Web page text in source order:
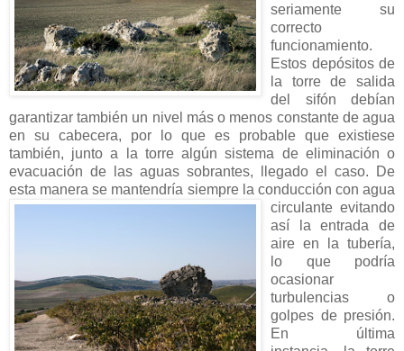
seriamente su
correcto
funcionamiento.
Estos depósitos de
la torre de salida
del sifón debían
garantizar también un nivel más o menos constante de agua
en su cabecera, por lo que es probable que existiese
también, junto a la torre algún sistema de eliminación o
evacuación de las aguas sobrantes, llegado el caso. De
esta manera se mantendría siempre la conducción con agua
circulante evitando
así la entrada de
aire en la tubería,
lo que podría
ocasionar
turbulencias o
golpes de presión.
En última